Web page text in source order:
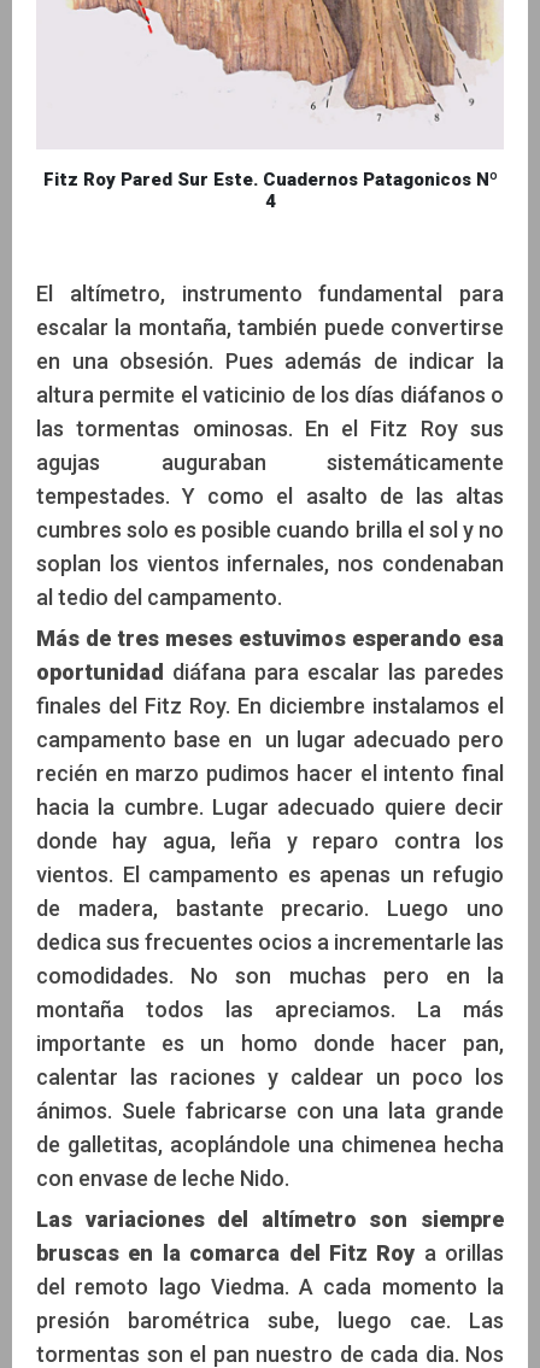
Fitz Roy Pared Sur Este. Cuadernos Patagonicos Nº
4
El altímetro, instrumento fundamental para
escalar la montaña, también puede convertirse
en una obsesión. Pues además de indicar la
altura permite el vaticinio de los días diáfanos o
las tormentas ominosas. En el Fitz Roy sus
agujas auguraban sistemáticamente
tempestades. Y como el asalto de las altas
cumbres solo es posible cuando brilla el sol y no
soplan los vientos infernales, nos condenaban
al tedio del campamento.
Más de tres meses estuvimos esperando esa
oportunidad diáfana para escalar las paredes
finales del Fitz Roy. En diciembre instalamos el
campamento base en un lugar adecuado pero
recién en marzo pudimos hacer el intento final
hacia la cumbre. Lugar adecuado quiere decir
donde hay agua, leña y reparo contra los
vientos. El campamento es apenas un refugio
de madera, bastante precario. Luego uno
dedica sus frecuentes ocios a incrementarle las
comodidades. No son muchas pero en la
montaña todos las apreciamos. La más
importante es un homo donde hacer pan,
calentar las raciones y caldear un poco los
ánimos. Suele fabricarse con una lata grande
de galletitas, acoplándole una chimenea hecha
con envase de leche Nido.
Las variaciones del altímetro son siempre
bruscas en la comarca del Fitz Roy a orillas
del remoto lago Viedma. A cada momento la
presión barométrica sube, luego cae. Las
tormentas son el pan nuestro de cada dia. Nos